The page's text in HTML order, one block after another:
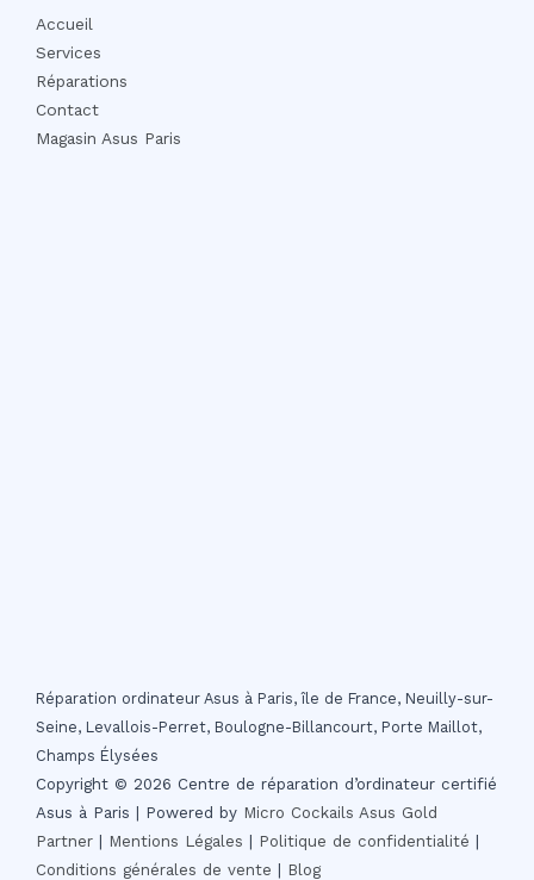
Accueil
Services
Réparations
Contact
Magasin Asus Paris
Réparation ordinateur Asus à Paris, île de France, Neuilly-sur-
Seine, Levallois-Perret, Boulogne-Billancourt, Porte Maillot,
Champs Élysées
Copyright © 2026 Centre de réparation d’ordinateur certifié
Asus à Paris | Powered by Micro Cockails Asus Gold
Partner
Mentions Légales Politique de confidentialité
Conditions générales de vente
Blog